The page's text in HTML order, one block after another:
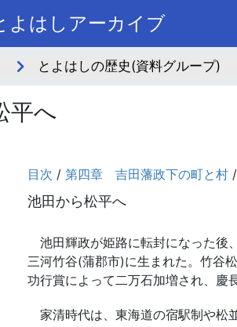
よはしアーカイブ
とよはしの歴史(資料グループ)
平へ